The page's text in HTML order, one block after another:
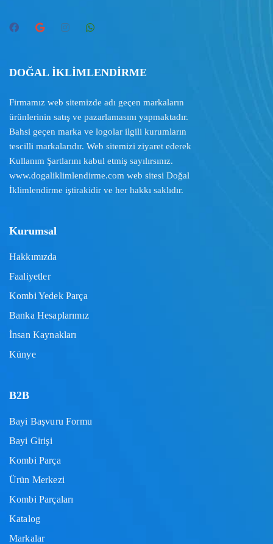
DOĞAL İKLİMLENDİRME
Firmamız web sitemizde adı geçen markaların
ürünlerinin satış ve pazarlamasını yapmaktadır.
Bahsi geçen marka ve logolar ilgili kurumların
tescilli markalarıdır. Web sitemizi ziyaret ederek
Kullanım Şartlarını kabul etmiş sayılırsınız.
www.dogaliklimlendirme.com web sitesi Doğal
İklimlendirme iştirakidir ve her hakkı saklıdır.
Kurumsal
Hakkımızda
Faaliyetler
Kombi Yedek Parça
Banka Hesaplarımız
İnsan Kaynakları
Künye
B2B
Bayi Başvuru Formu
Bayi Girişi
Kombi Parça
Ürün Merkezi
Kombi Parçaları
Katalog
Markalar